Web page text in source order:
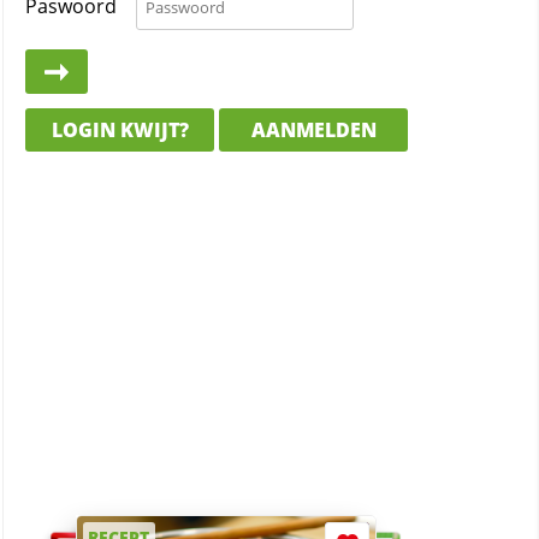
Paswoord
LOGIN KWIJT? AANMELDEN